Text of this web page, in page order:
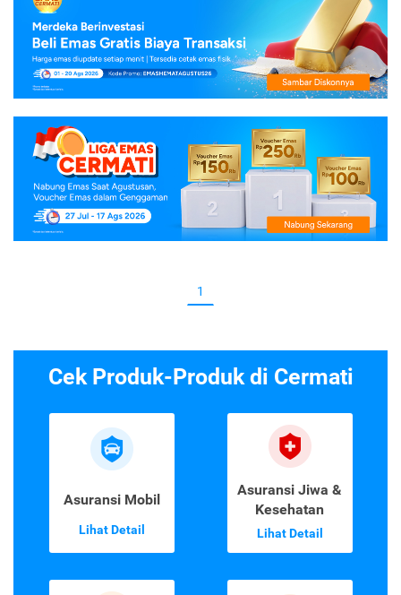
1
Cek Produk-Produk di Cermati
Asuransi Mobil
Lihat Detail
Asuransi Jiwa &
Kesehatan
Lihat Detail